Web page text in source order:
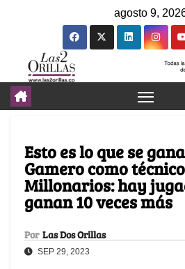
agosto 9,
Esto es lo que se
Gamero como
Millonarios: hay
ganan 10 veces más
Por Las Dos Orillas
SEP 29, 2023